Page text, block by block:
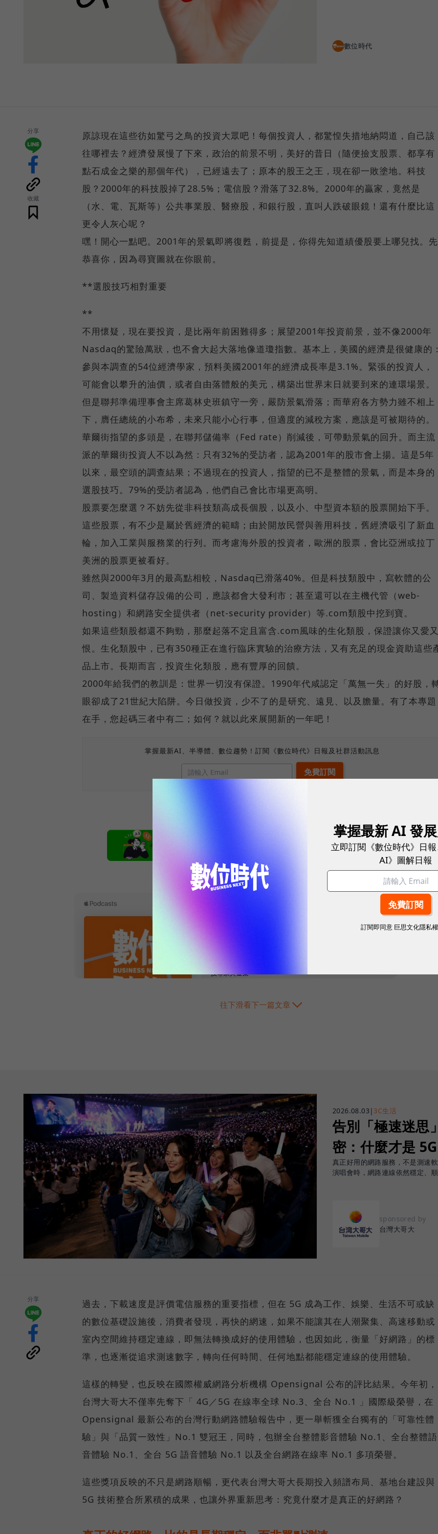
數位時代
分享
收藏
原諒現在這些彷如驚弓之鳥的投資大眾吧！每個投資人，都驚惶失措地納悶道，自己該
往哪裡去？經濟發展慢了下來，政治的前景不明，美好的昔日（隨便撿支股票、都享有
點石成金之樂的那個年代），已經遠去了；原本的股王之王，現在卻一敗塗地。科技
股？2000年的科技股掉了28.5%；電信股？滑落了32.8%。2000年的贏家，竟然是
（水、電、瓦斯等）公共事業股、醫療股，和銀行股，直叫人跌破眼鏡！還有什麼比這
更令人灰心呢？
嘿！開心一點吧。2001年的景氣即將復甦，前提是，你得先知道績優股要上哪兒找。先
恭喜你，因為尋寶圖就在你眼前。
**選股技巧相對重要
**
不用懷疑，現在要投資，是比兩年前困難得多；展望2001年投資前景，並不像2000年
Nasdaq的驚險萬狀，也不會大起大落地像道瓊指數。基本上，美國的經濟是很健康的
參與本調查的54位經濟學家，預料美國2001年的經濟成長率是3.1%。緊張的投資人，
可能會以攀升的油價，或者自由落體般的美元，構築出世界末日就要到來的連環場景。
但是聯邦準備理事會主席葛林史班鎮守一旁，嚴防景氣滑落；而華府各方勢力雖不相上
下，膺任總統的小布希，未來只能小心行事，但適度的減稅方案，應該是可被期待的。
華爾街指望的多頭是，在聯邦儲備率（Fed rate）削減後，可帶動景氣的回升。而主流
派的華爾街投資人不以為然：只有32%的受訪者，認為2001年的股市會上揚。這是5年
以來，最空頭的調查結果；不過現在的投資人，指望的已不是整體的景氣，而是本身的
選股技巧。79%的受訪者認為，他們自己會比市場更高明。
股票要怎麼選？不妨先從非科技類高成長個股，以及小、中型資本額的股票開始下手。
這些股票，有不少是屬於舊經濟的範疇；由於開放民營與善用科技，舊經濟吸引了新血
輪，加入工業與服務業的行列。而考慮海外股的投資者，歐洲的股票，會比亞洲或拉丁
美洲的股票更被看好。
雖然與2000年3月的最高點相較，Nasdaq已滑落40%。但是科技類股中，寫軟體的公
司、製造資料儲存設備的公司，應該都會大發利市；甚至還可以在主機代管（web-
hosting）和網路安全提供者（net-security provider）等.com類股中挖到寶。
如果這些類股都還不夠勁，那麼起落不定且富含.com風味的生化類股，保證讓你又愛
恨。生化類股中，已有350種正在進行臨床實驗的治療方法，又有充足的現金資助這些
品上市。長期而言，投資生化類股，應有豐厚的回饋。
2000年給我們的教訓是：世界一切沒有保證。1990年代咸認定「萬無一失」的好股，
眼卻成了21世紀大陷阱。今日做投資，少不了的是研究、遠見、以及膽量。有了本專題
在手，您起碼三者中有二；如何？就以此來展開新的一年吧！
掌握最新AI、半導體、數位趨勢！訂閱《數位時代》日報及社群活動訊息
本網站內容未經允許，不得轉載。
往下滑看下一篇文章
2026.08.03 | 3C生活
告別「極速迷
密：什麼才是
真正好用的網路服務，不是測速
演唱會時，網路連線依然穩定、
sponsored by
台灣大哥大
分享
過去，下載速度是評價電信服務的重要指標，但在 5G 成為工作、娛樂、生活不可或缺
的數位基礎設施後，消費者發現，再快的網速，如果不能讓其在人潮聚集、高速移動或
室內空間維持穩定連線，即無法轉換成好的使用體驗，也因如此，衡量「好網路」的標
準，也逐漸從追求測速數字，轉向任何時間、任何地點都能穩定連線的使用體驗。
這樣的轉變，也反映在國際權威網路分析機構 Opensignal 公布的評比結果。今年初，
台灣大哥大不僅率先奪下「 4G／5G 在線率全球 No.3、全台 No.1 」國際級榮譽，在
Opensignal 最新公布的台灣行動網路體驗報告中，更一舉斬獲全台獨有的「可靠性體
驗」與「品質一致性」No.1 雙冠王，同時，包辦全台整體影音體驗 No.1、全台整體語
音體驗 No.1、全台 5G 語音體驗 No.1 以及全台網路在線率 No.1 多項榮譽。
這些獎項反映的不只是網路順暢，更代表台灣大哥大長期投入頻譜布局、基地台建設與
5G 技術整合所累積的成果，也讓外界重新思考：究竟什麼才是真正的好網路？
掌握最新 AI 發
立即訂閱《數位時代》日
AI》圖解日報
訂閱即同意 巨思文化隱私